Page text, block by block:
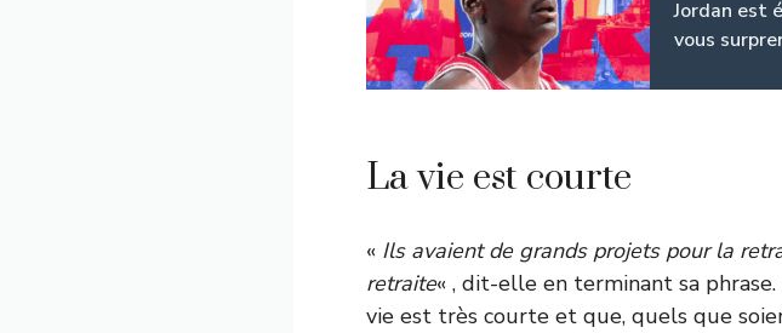
Jordan est
vous
La vie est courte
« Ils avaient de grands projets pour la
retraite« , dit-elle en terminant sa
vie est très courte et que, quels que